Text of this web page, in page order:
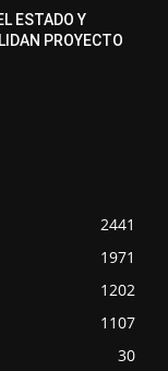
ESTADO Y
PROYECTO
2441
1971
1202
1107
30